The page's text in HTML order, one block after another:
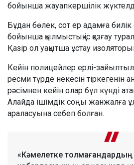
бойынша жауапкершілік
Бұдан бөлек, сот ер адамға билік
бойынша қылмыстық іс қозғау
Қазір ол уақытша ұстау
Кейін полицейлер ерлі-
ресми түрде некесін тіркегенін
рәсімнен кейін олар бұл күнді
Алайда ішімдік соңы жанжалға
араласуына себеп болған.
«Кәмелетке толмағандардың